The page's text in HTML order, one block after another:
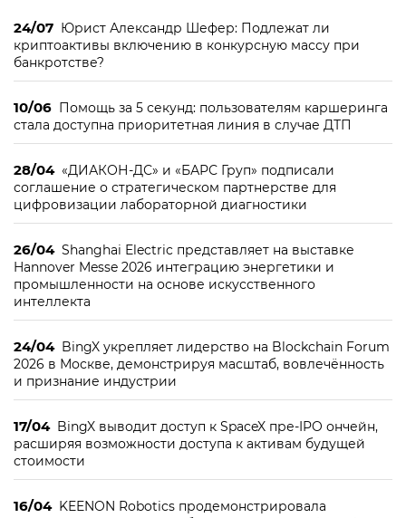
24/07 Юрист Александр Шефер: Подлежат ли
криптоактивы включению в конкурсную массу при
банкротстве?
10/06 Помощь за 5 секунд: пользователям каршеринга
стала доступна приоритетная линия в случае ДТП
28/04 «ДИАКОН-ДС» и «БАРС Груп» подписали
соглашение о стратегическом партнерстве для
цифровизации лабораторной диагностики
26/04 Shanghai Electric представляет на выставке
Hannover Messe 2026 интеграцию энергетики и
промышленности на основе искусственного
интеллекта
24/04 BingX укрепляет лидерство на Blockchain Forum
2026 в Москве, демонстрируя масштаб, вовлечённость
и признание индустрии
17/04 BingX выводит доступ к SpaceX пре-IPO ончейн,
расширяя возможности доступа к активам будущей
стоимости
16/04 KEENON Robotics продемонстрировала